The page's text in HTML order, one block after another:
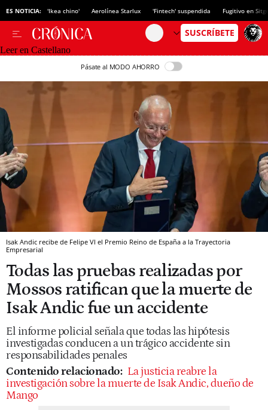
ES NOTICIA: 'Ikea chino' Aerolínea Starlux 'Fintech' suspendida Fugitivo en
Leer en Castellano
Pásate al MODO AHORRO
Isak Andic recibe de Felipe VI el Premio Reino de España a la Trayectoria
Empresarial
Todas las pruebas realizadas por
Mossos ratifican que la muerte de
Isak Andic fue un accidente
El informe policial señala que todas las hipótesis
investigadas conducen a un trágico accidente sin
responsabilidades penales
Contenido relacionado: La justicia reabre la
investigación sobre la muerte de Isak Andic, dueño de
Mango